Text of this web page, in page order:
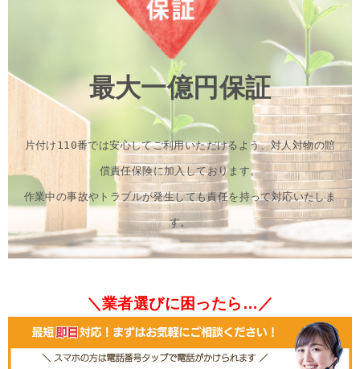
最大一億円保証
片付け110番では安心してご利用いただけるよう、対人対物の賠
償責任保険に加入しております。
作業中の事故やトラブルが発生しても責任を持って対応いたしま
す。
＼業者選びに困ったら…／